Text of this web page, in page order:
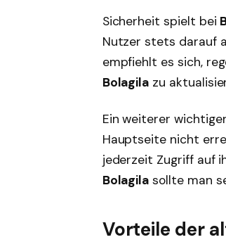
Sicherheit spielt bei
Nutzer stets darauf
empfiehlt es sich,
Bolagila zu
Ein weiterer
Hauptseite nicht
jederzeit Zugriff auf
Bolagila sollte man
Vorteile der